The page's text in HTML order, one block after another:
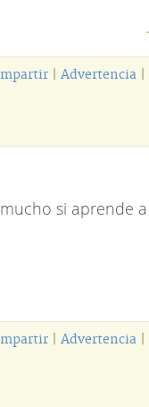
Advertencia
si aprende
Advertencia